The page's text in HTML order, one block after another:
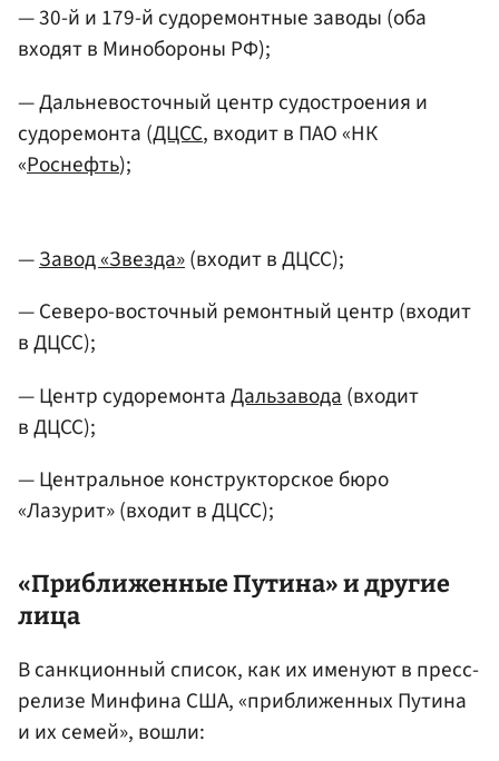
— 30-й и 179-й судоремонтные заводы (оба
входят в Минобороны РФ);
— Дальневосточный центр судостроения и
судоремонта (ДЦСС, входит в ПАО «НК
«Роснефть);
—Завод «Звезда»(входит в ДЦСС);
— Северо-восточный ремонтный центр (входит
в ДЦСС);
— Центр судоремонтаДальзавода (входит
в ДЦСС);
— Центральное конструкторское бюро
«Лазурит» (входит в ДЦСС);
«ПриближенныеПутина» и другие
лица
В санкционный список, как их именуют в пресс-
релизе Минфина США, «приближенных Путина
и их семей», вошли: